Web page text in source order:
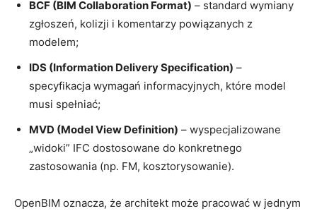
BCF (BIM Collaboration Format) – standard wymiany
zgłoszeń, kolizji i komentarzy powiązanych z
modelem;
IDS (Information Delivery Specification) –
specyfikacja wymagań informacyjnych, które model
musi spełniać;
MVD (Model View Definition) – wyspecjalizowane
„widoki” IFC dostosowane do konkretnego
zastosowania (np. FM, kosztorysowanie).
OpenBIM oznacza, że architekt może pracować w jednym